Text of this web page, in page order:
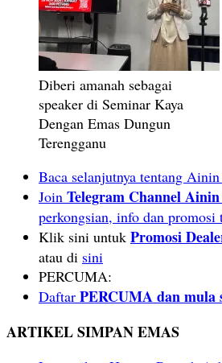
Diberi amanah sebagai
speaker di Seminar Kaya
Dengan Emas Dungun
Terengganu
Baca selanjutnya tentang
Join Telegram Channel Ainin
perkongsian, info dan
Klik sini untuk Promosi
atau di sini
PERCUMA:
Daftar PERCUMA dan mula
ARTIKEL SIMPAN EMAS